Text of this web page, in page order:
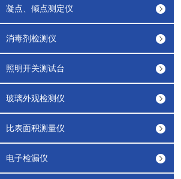
凝点、倾点测定仪
消毒剂检测仪
照明开关测试台
玻璃外观检测仪
比表面积测量仪
电子检漏仪